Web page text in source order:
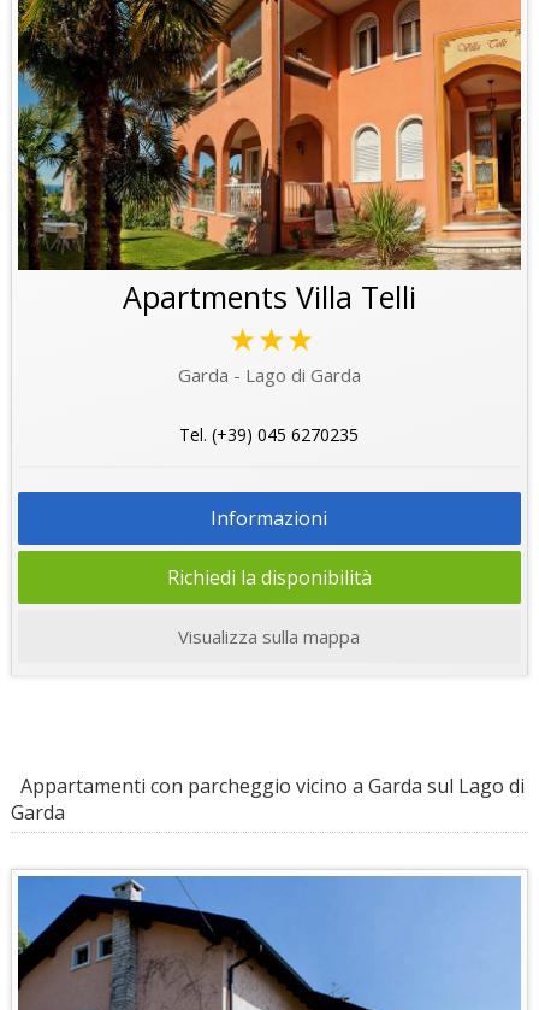
Apartments Villa Telli
★★★
Garda - Lago di Garda
Tel. (+39) 045 6270235
Informazioni
Richiedi la disponibilità
Visualizza sulla mappa
Appartamenti con parcheggio vicino a Garda sul Lago di
Garda